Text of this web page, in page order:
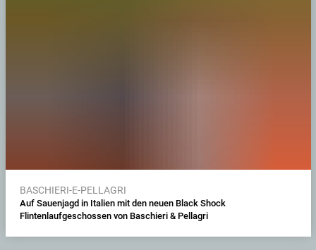
BASCHIERI-E-PELLAGRI
Auf Sauenjagd in Italien mit den neuen Black Shock
Flintenlaufgeschossen von Baschieri & Pellagri